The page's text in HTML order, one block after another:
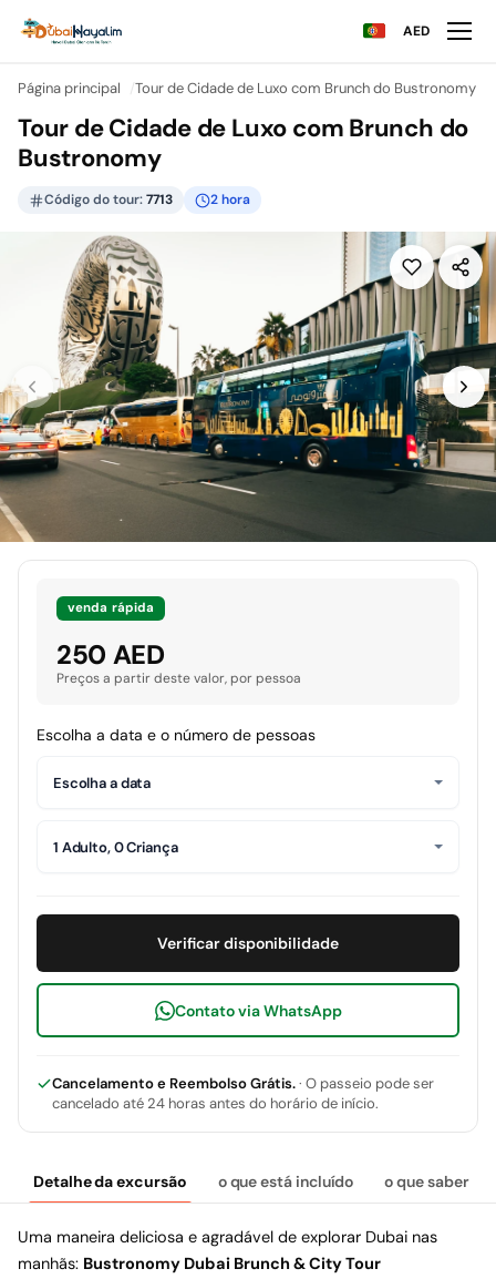
AED
Página principal Tour de Cidade de Luxo com Brunch do Bustronomy
Tour de Cidade de Luxo com Brunch do
Bustronomy
Código do tour:7713 2 hora
Detalhe da excursão o que está incluído o que saber
Uma maneira deliciosa e agradável de explorar Dubai nas
manhãs: Bustronomy Dubai Brunch & City Tour
venda rápida
250 AED
Preços a partir deste valor, por pessoa
Escolha a data e o número de pessoas
Escolha a data
1 Adulto, 0 Criança
Verificar disponibilidade
Contato via WhatsApp
Cancelamento e Reembolso Grátis.· O passeio pode ser
cancelado até 24 horas antes do horário de início.